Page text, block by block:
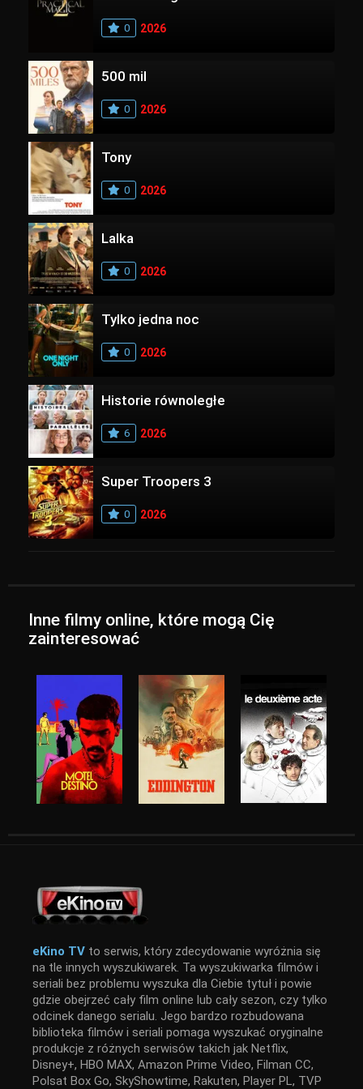
0 2026
500 mil
0 2026
Tony
0 2026
Lalka
0 2026
Tylko jedna noc
0 2026
Historie równoległe
6 2026
Super Troopers 3
0 2026
Inne filmy online, które mogą Cię
zainteresować
eKino TV to serwis, który zdecydowanie wyróżnia się
na tle innych wyszukiwarek. Ta wyszukiwarka filmów i
seriali bez problemu wyszuka dla Ciebie tytuł i powie
gdzie obejrzeć cały film online lub cały sezon, czy tylko
odcinek danego serialu. Jego bardzo rozbudowana
biblioteka filmów i seriali pomaga wyszukać oryginalne
produkcje z różnych serwisów takich jak Netflix,
Disney+, HBO MAX, Amazon Prime Video, Filman CC,
Polsat Box Go, SkyShowtime, Rakuten, Player PL, TVP